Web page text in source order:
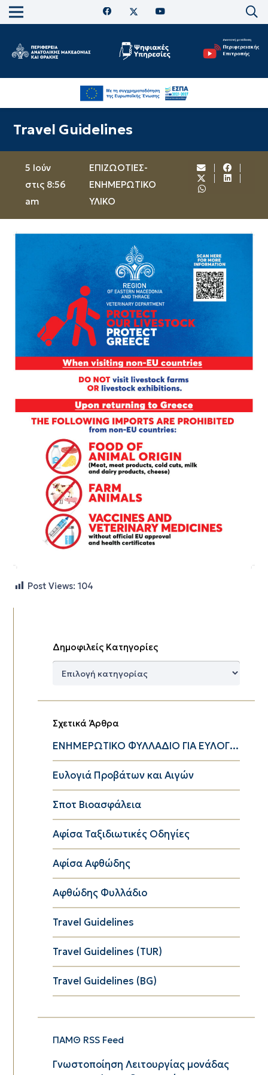
Travel Guidelines
5 Ιούν
στις 8:56
am
ΕΠΙΖΩΟΤΙΕΣ-
ΕΝΗΜΕΡΩΤΙΚΟ
ΥΛΙΚΟ
Post Views: 104
Δημοφιλείς Κατηγορίες
Δημοφιλείς
Σχετικά Άρθρα
ΕΝΗΜΕΡΩΤΙΚΟ ΦΥΛΛΑΔΙΟ ΓΙΑ ΕΥΛΟΓ...
Ευλογιά Προβάτων και Αιγών
Σποτ Βιοασφάλεια
Αφίσα Ταξιδιωτικές Οδηγίες
Αφίσα Αφθώδης
Αφθώδης Φυλλάδιο
Travel Guidelines
Travel Guidelines (TUR)
Travel Guidelines (BG)
ΠΑΜΘ RSS Feed
Γνωστοποίηση Λειτουργίας μονάδας